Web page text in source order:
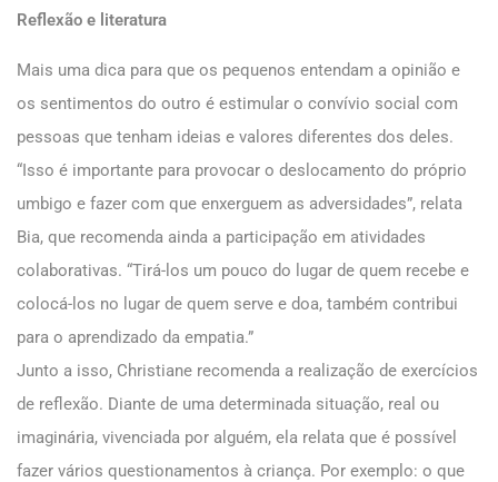
Reflexão e literatura
Mais uma dica para que os pequenos entendam a opinião e
os sentimentos do outro é estimular o convívio social com
pessoas que tenham ideias e valores diferentes dos deles.
“Isso é importante para provocar o deslocamento do próprio
umbigo e fazer com que enxerguem as adversidades”, relata
Bia, que recomenda ainda a participação em atividades
colaborativas. “Tirá-los um pouco do lugar de quem recebe e
colocá-los no lugar de quem serve e doa, também contribui
para o aprendizado da empatia.”
Junto a isso, Christiane recomenda a realização de exercícios
de reflexão. Diante de uma determinada situação, real ou
imaginária, vivenciada por alguém, ela relata que é possível
fazer vários questionamentos à criança. Por exemplo: o que